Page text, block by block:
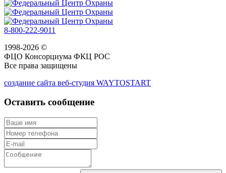
8-800-222-9011
1998-2026 ©
ФЦО Консорциума ФКЦ РОС
Все права защищены
создание сайта веб-студия WAYTOSTART
Оставить сообщение